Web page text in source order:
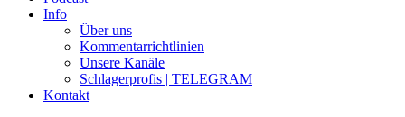
Info
Über uns
Kommentarrichtlinien
Unsere Kanäle
Schlagerprofis | TELEGRAM
Kontakt